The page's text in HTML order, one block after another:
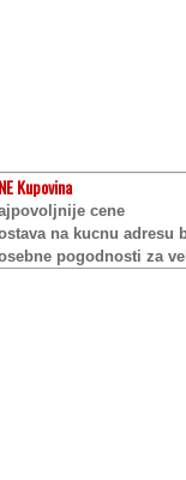
Kupovina
cene
na kucnu adresu
pogodnosti za